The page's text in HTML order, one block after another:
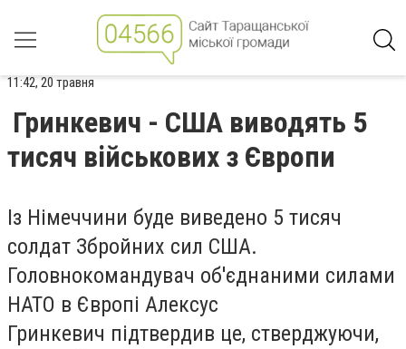
11:42, 20 травня
Гринкевич - США виводять 5
тисяч військових з Європи
Із Німеччини буде виведено 5 тисяч
солдат Збройних сил США.
Головнокомандувач об'єднаними силами
НАТО в Європі Алексус
Гринкевич підтвердив це, стверджуючи,